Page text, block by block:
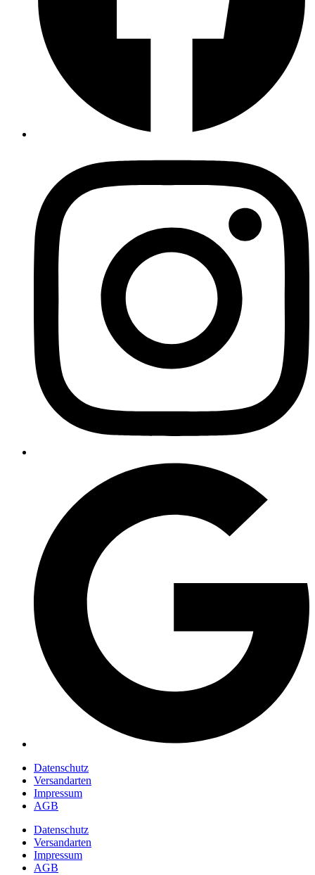
Datenschutz
Versandarten
Impressum
AGB
Datenschutz
Versandarten
Impressum
AGB